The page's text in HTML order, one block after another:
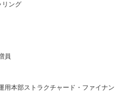
リング
員
用本部ストラクチャード・ファイナン